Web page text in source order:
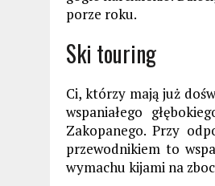
porze roku.
Ski touring
Ci, którzy mają już
wspaniałego
Zakopanego. Przy
przewodnikiem to
wymachu kijami na